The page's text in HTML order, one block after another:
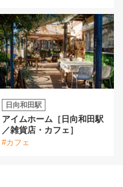
日向和田駅
アイムホーム［日向和田駅
／雑貨店・カフェ］
#カフェ